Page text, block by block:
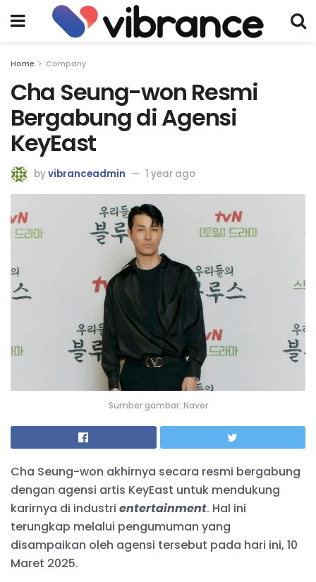
Home Company
Cha Seung-won Resmi
Bergabung di Agensi
KeyEast
byvibranceadmin 1 year ago
Sumber gambar: Naver
Cha Seung-won akhirnya secara resmi bergabung
dengan agensi artis KeyEast untuk mendukung
karirnya di industri entertainment. Hal ini
terungkap melalui pengumuman yang
disampaikan oleh agensi tersebut pada hari ini, 10
Maret 2025.